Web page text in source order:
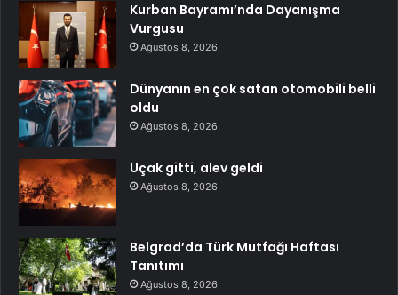
Kurban Bayramı’nda Dayanışma
Vurgusu
Ağustos 8, 2026
Dünyanın en çok satan otomobili belli
oldu
Ağustos 8, 2026
Uçak gitti, alev geldi
Ağustos 8, 2026
Belgrad’da Türk Mutfağı Haftası
Tanıtımı
Ağustos 8, 2026